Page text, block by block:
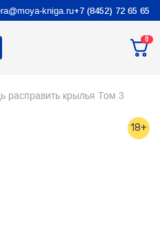
kniga.ru+7 (8452) 72 65 65
0
расправить крылья Том 3
18+